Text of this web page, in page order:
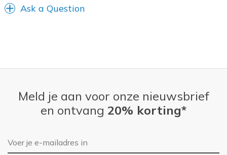
Ask a Question
Meld je aan voor onze nieuwsbrief
en ontvang 20% korting*
E-mailadres